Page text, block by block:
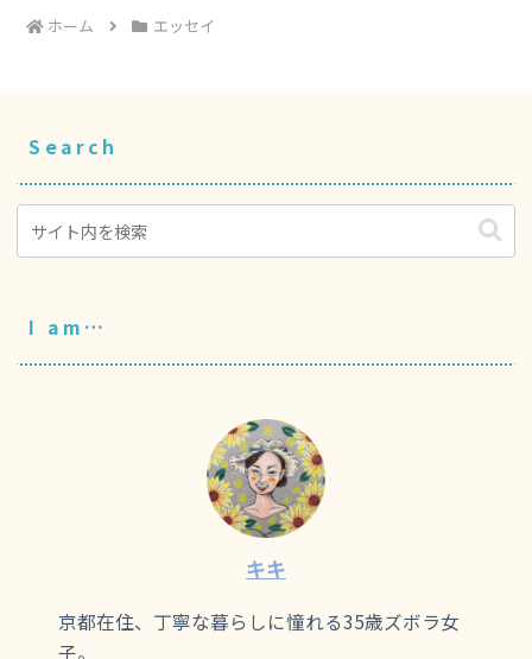
ホーム エッセイ
Search
I am…
キキ
京都在住、丁寧な暮らしに憧れる35歳ズボラ女
子。